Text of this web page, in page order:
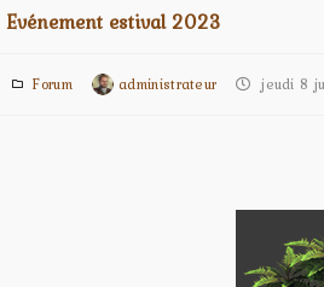
Evénement estival 2023
Forum administrateur jeudi 8